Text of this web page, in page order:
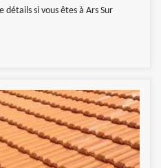
détails si vous êtes à Ars Sur